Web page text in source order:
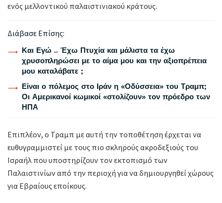
ενός μελλοντικού παλαιστινιακού κράτους.
Διάβασε Επίσης:
Και Εγώ .. Έχω Πτυχία και μάλιστα τα έχω
χρυσοπληρώσει με το αίμα μου και την αξιοπρέπεια
μου καταλάβατε ;
Είναι ο πόλεμος στο Ιράν η «Οδύσσεια» του Τραμπ;
Οι Αμερικανοί κωμικοί «στολίζουν» τον πρόεδρο των
ΗΠΑ
Επιπλέον, ο Τραμπ με αυτή την τοποθέτηση έρχεται να
ευθυγραμμιστεί με τους πιο σκληρούς ακροδεξιούς του
Ισραήλ που υποστηρίζουν τον εκτοπισμό των
Παλαιστινίων από την περιοχή για να δημιουργηθεί χώρους
για Εβραίους εποίκους.